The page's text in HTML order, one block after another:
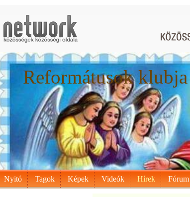
Reformátusok
Nyitó Tagok Képek Videók Hírek Fórum